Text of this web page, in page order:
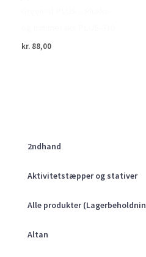
2ndhand
Aktivitetstæpper og stativer
Alle produkter
Altan
kr. 88,00